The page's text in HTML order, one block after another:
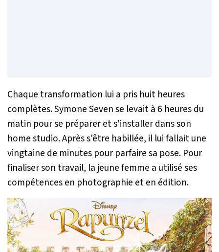
Chaque transformation lui a pris huit heures
complètes. Symone Seven se levait à 6 heures du
matin pour se préparer et s'installer dans son
home studio. Après s'être habillée, il lui fallait une
vingtaine de minutes pour parfaire sa pose. Pour
finaliser son travail, la jeune femme a utilisé ses
compétences en photographie et en édition.